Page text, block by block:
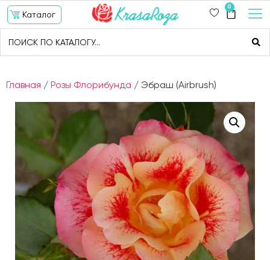
Каталог
0
Главная / Розы Флорибунда / Эбраш (Airbrush)